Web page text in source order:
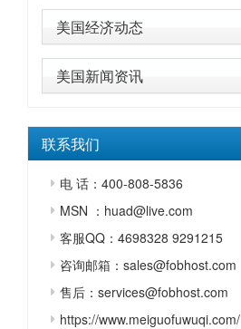
美国经济动态
美国新闻资讯
联系我们
电 话：400-808-5836
MSN ：huad@live.com
客服QQ：4698328 9291215
咨询邮箱：sales@fobhost.com
售后：services@fobhost.com
https://www.meiguofuwuqi.com/